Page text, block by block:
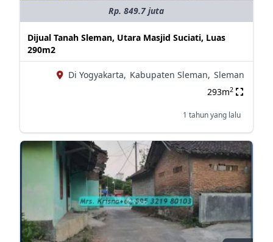
Rp. 849.7 juta
Dijual Tanah Sleman, Utara Masjid Suciati, Luas
290m2
Di Yogyakarta, Kabupaten Sleman, Sleman
293m2
1 tahun yang lalu